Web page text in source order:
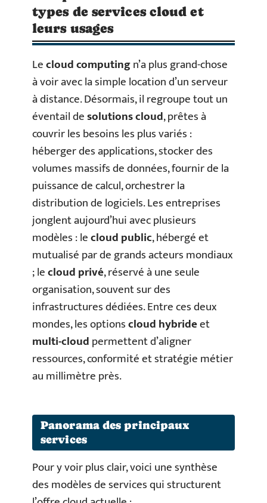
types de services cloud et
leurs usages
Lecloud computingn’a plus grand-chose
à voir avec la simple location d’un serveur
à distance. Désormais, il regroupe tout un
éventail desolutions cloud, prêtes à
couvrir les besoins les plus variés :
héberger des applications, stocker des
volumes massifs de données, fournir de la
puissance de calcul, orchestrer la
distribution de logiciels. Les entreprises
jonglent aujourd’hui avec plusieurs
modèles : lecloud public, hébergé et
mutualisé par de grands acteurs mondiaux
; lecloud privé, réservé à une seule
organisation, souvent sur des
infrastructures dédiées. Entre ces deux
mondes, les optionscloud hybrideet
multi-cloudpermettent d’aligner
ressources, conformité et stratégie métier
au millimètre près.
Panorama des principaux
services
Pour y voir plus clair, voici une synthèse
des modèles de services qui structurent